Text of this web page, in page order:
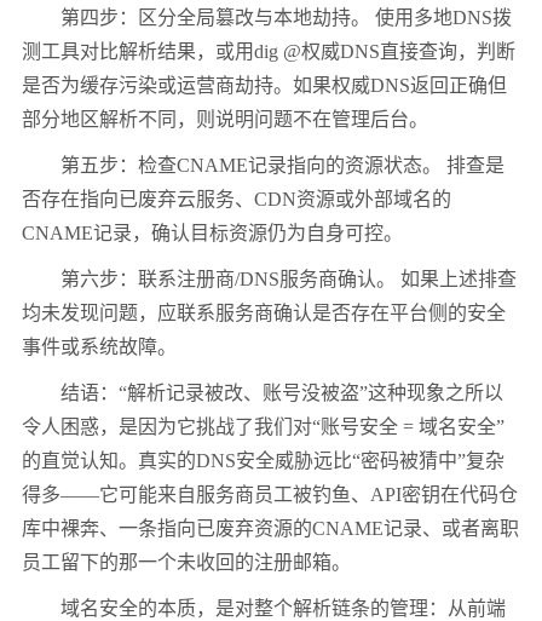
第四步：区分全局篡改与本地劫持。 使用多地DNS拨
测工具对比解析结果，或用dig @权威DNS直接查询，判断
是否为缓存污染或运营商劫持。如果权威DNS返回正确但
部分地区解析不同，则说明问题不在管理后台。
第五步：检查CNAME记录指向的资源状态。 排查是
否存在指向已废弃云服务、CDN资源或外部域名的
CNAME记录，确认目标资源仍为自身可控。
第六步：联系注册商/DNS服务商确认。 如果上述排查
均未发现问题，应联系服务商确认是否存在平台侧的安全
事件或系统故障。
结语：“解析记录被改、账号没被盗”这种现象之所以
令人困惑，是因为它挑战了我们对“账号安全 = 域名安全”
的直觉认知。真实的DNS安全威胁远比“密码被猜中”复杂
得多——它可能来自服务商员工被钓鱼、API密钥在代码仓
库中裸奔、一条指向已废弃资源的CNAME记录、或者离职
员工留下的那一个未收回的注册邮箱。
域名安全的本质，是对整个解析链条的管理：从前端